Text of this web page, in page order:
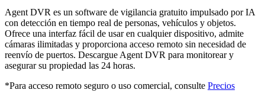
Agent DVR es un software de vigilancia gratuito impulsado por IA
con detección en tiempo real de personas, vehículos y objetos.
Ofrece una interfaz fácil de usar en cualquier dispositivo, admite
cámaras ilimitadas y proporciona acceso remoto sin necesidad de
reenvío de puertos. Descargue Agent DVR para monitorear y
asegurar su propiedad las 24 horas.
*Para acceso remoto seguro o uso comercial, consulte Precios